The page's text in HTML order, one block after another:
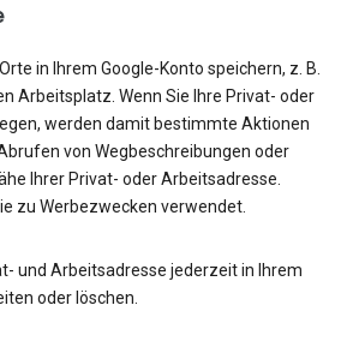
in Ihrem Google-Konto speichern, z. B.
Arbeitsplatz. Wenn Sie Ihre Privat- oder
werden damit bestimmte Aktionen
von Wegbeschreibungen oder
Ihrer Privat- oder Arbeitsadresse.
zu Werbezwecken verwendet.
und Arbeitsadresse jederzeit in Ihrem
oder löschen.